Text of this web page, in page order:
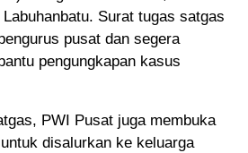
Surat tugas satgas
pusat dan segera
pengungkapan kasus
PWI Pusat juga membuka
disalurkan ke keluarga